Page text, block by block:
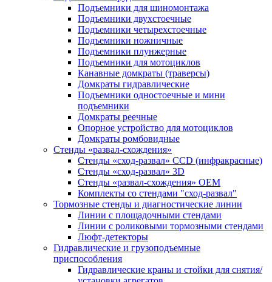
Подъемники для шиномонтажа
Подъемники двухстоечные
Подъемники четырехстоечные
Подъемники ножничные
Подъемники плунжерные
Подъемники для мотоциклов
Канавные домкраты (траверсы)
Домкраты гидравлические
Подъемники одностоечные и мини
подъемники
Домкраты реечные
Опорное устройство для мотоциклов
Домкраты ромбовидные
Стенды «развал-схождения»
Стенды «сход-развал» CCD (инфракрасные)
Стенды «сход-развал» 3D
Стенды «развал-схождения» ОЕМ
Комплекты со стендами "сход-развал"
Тормозные стенды и диагностические линии
Линии с площадочными стендами
Линии с роликовыми тормозными стендами
Люфт-детекторы
Гидравлические и грузоподъемные
приспособления
Гидравлические краны и стойки для снятия/